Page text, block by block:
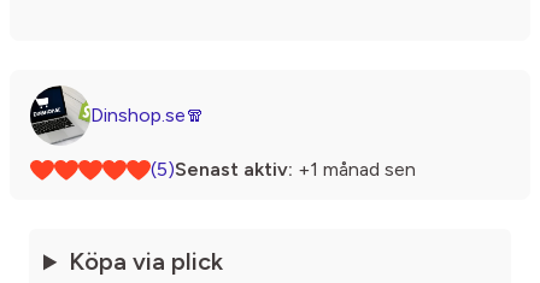
Dinshop.se🧣
(5)Senast aktiv: +1 månad sen
Köpa via plick